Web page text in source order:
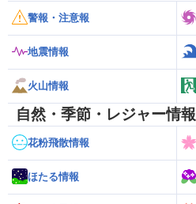
警報・注意報
地震情報
火山情報
自然・季節・レジャー情報
花粉飛散情報
ほたる情報